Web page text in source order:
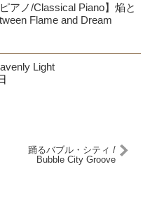
アノ/Classical Piano】焔と
Flame and Dream
Light
踊るバブル・シティ /
Bubble City Groove